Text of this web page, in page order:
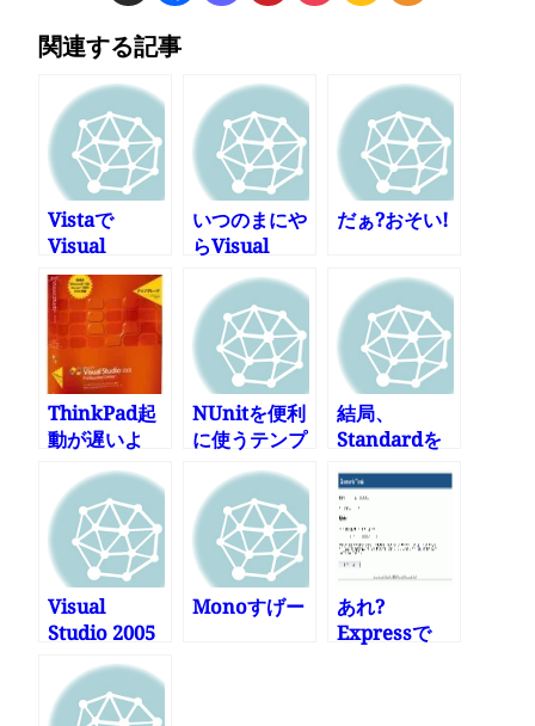
関連する記事
Vistaで
Visual
Studioを動か
すときの注意
点
いつのまにや
らVisual
Studio 2005
Express
Editionが一
般公開されて
いる
だぁ?おそい!
ThinkPad起
動が遅いよ
NUnitを便利
に使うテンプ
レートとコー
ドスニペット
結局、
Standardを
買うしかな
い?!
Visual
Studio 2005
リファクタリ
ング機能はい
い!
Monoすげー
あれ?
Expressで